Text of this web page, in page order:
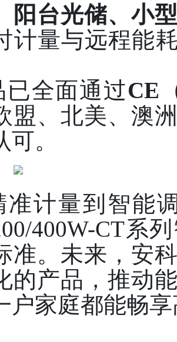
阳台光储、小
计量与远程能
已全面通过CE
盟、北美、澳
。
准计量到智能
400W-CT系
准。未来，安
的产品，推动
户家庭都能畅